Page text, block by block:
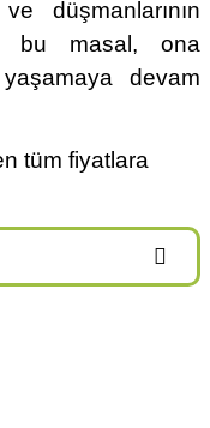
düşmanlarının
bu masal, ona
devam
tüm fiyatlara